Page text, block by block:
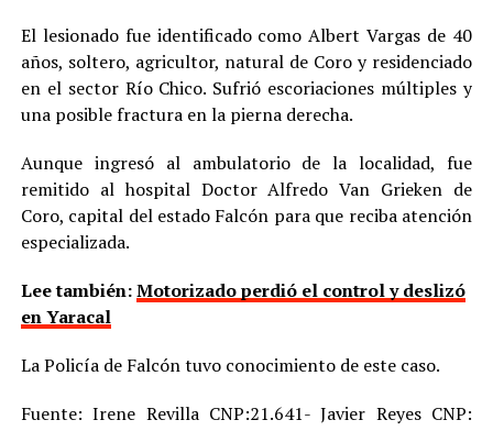
El lesionado fue identificado como Albert Vargas de 40
años, soltero, agricultor, natural de Coro y residenciado
en el sector Río Chico. Sufrió escoriaciones múltiples y
una posible fractura en la pierna derecha.
Aunque ingresó al ambulatorio de la localidad, fue
remitido al hospital Doctor Alfredo Van Grieken de
Coro, capital del estado Falcón para que reciba atención
especializada.
Lee también:Motorizado perdió el control y deslizó
en Yaracal
La Policía de Falcón tuvo conocimiento de este caso.
Fuente: Irene Revilla CNP:21.641- Javier Reyes CNP: